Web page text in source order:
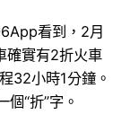
看到，2月
確實有2折火車
32小時1分鐘。
“折”字。